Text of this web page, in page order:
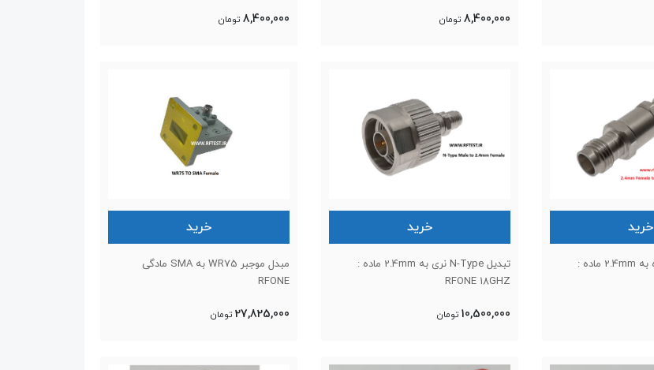
8,400,000 تومان 8,400,000 تومان
خرید
تبدیل ۲.۴mm ماده به 2.4mm ماده :
خرید
تبدیل N-Type نری به 2.4mm ماده :
RFONE 18GHZ
10,500,000 تومان
خرید
مبدل موجبر WR75 به SMA مادگی
RFONE
27,825,000 تومان